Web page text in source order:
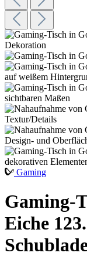
Gaming
Gaming-
Eiche